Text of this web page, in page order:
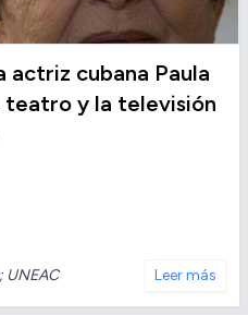
actriz cubana Paula
y la televisión
UNEAC Leer más